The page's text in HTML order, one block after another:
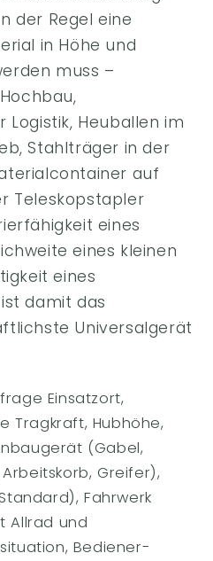
der Regel eine
in Höhe und
muss –
Logistik, Heuballen im
Stahlträger in der
auf
Teleskopstapler
eines
eines kleinen
eines
damit das
Universalgerät
Einsatzort,
Tragkraft, Hubhöhe,
(Gabel,
Greifer),
Fahrwerk
Allrad und
Bediener-